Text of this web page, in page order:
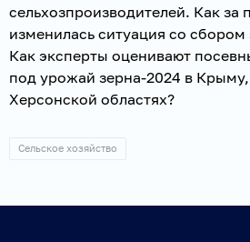
сельхозпроизводителей. Как за
изменилась ситуация со
Как эксперты оценивают
под урожай зерна-2024 в
Херсонской областях?
Сельское хозяйство